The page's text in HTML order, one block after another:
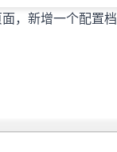
，新增一个配置档